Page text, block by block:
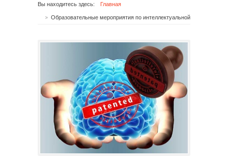
Вы находитесь здесь: Главная